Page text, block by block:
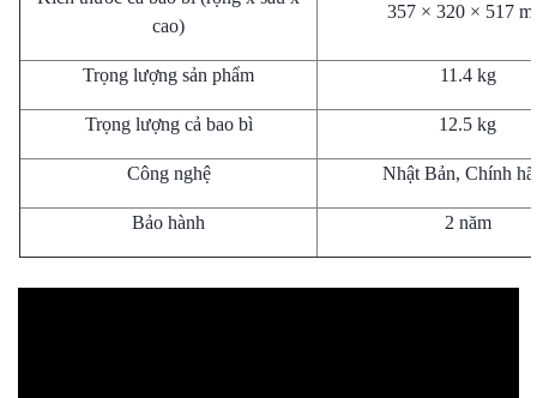
cao)
357 × 320 × 517
Trọng lượng sản phẩm 11.4 kg
Trọng lượng cả bao bì 12.5 kg
Công nghệ Nhật Bản, Chính
Bảo hành 2 năm